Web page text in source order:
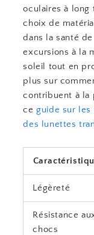
oculaires à long
choix de
dans la santé
excursions à la
soleil tout en
plus sur
contribuent à la
ceguide sur
des lunettes
Légèreté
Résistance
chocs